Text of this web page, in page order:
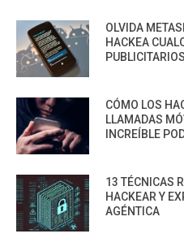
OLVIDA
HACKEA
CÓMO LOS
LLAMADAS
INCREÍBLE
13 TÉCNICAS
HACKEAR Y
AGÉNTICA